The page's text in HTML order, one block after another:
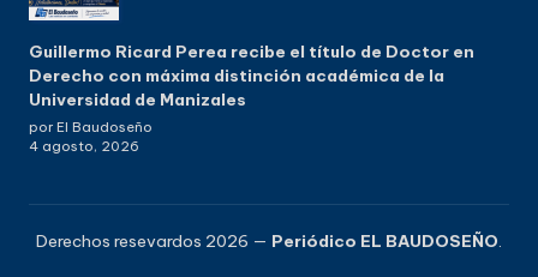
Guillermo Ricard Perea recibe el título de Doctor en
Derecho con máxima distinción académica de la
Universidad de Manizales
por El Baudoseño
4 agosto, 2026
Derechos resevardos 2026 — Periódico EL BAUDOSEÑO.